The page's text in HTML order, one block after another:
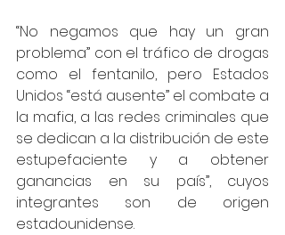
“No negamos que hay un gran
problema” con el tráfico de drogas
como el fentanilo, pero Estados
Unidos “está ausente” el combate a
la mafia, a las redes criminales que
se dedican a la distribución de este
estupefaciente y a obtener
ganancias en su país”, cuyos
integrantes son de origen
estadounidense.